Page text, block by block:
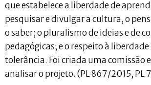
que estabelece a liberdade de
pesquisar e divulgar a cultura, o
o saber; o pluralismo de ideias e de
pedagógicas; e o respeito à liberdade
tolerância. Foi criada uma comissão
analisar o projeto. (PL 867/2015, PL